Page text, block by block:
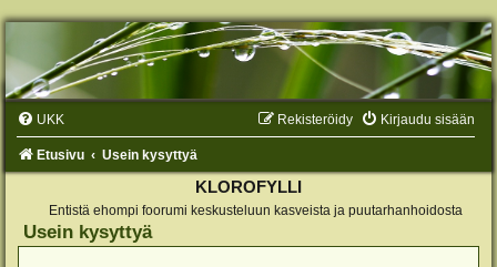
UKK Kirjaudu sisään
Rekisteröidy
Etusivu Usein kysyttyä
KLOROFYLLI
Entistä ehompi foorumi keskusteluun kasveista ja puutarhanhoidosta
Usein kysyttyä